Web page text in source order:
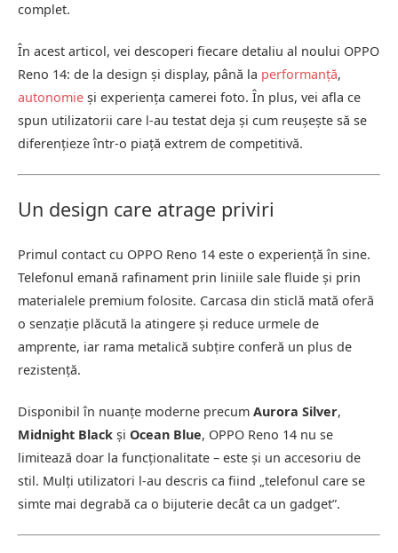
complet.
În acest articol, vei descoperi fiecare detaliu al noului OPPO
Reno 14: de la design și display, până la performanță,
autonomie și experiența camerei foto. În plus, vei afla ce
spun utilizatorii care l-au testat deja și cum reușește să se
diferențieze într-o piață extrem de competitivă.
Un design care atrage priviri
Primul contact cu OPPO Reno 14 este o experiență în sine.
Telefonul emană rafinament prin liniile sale fluide și prin
materialele premium folosite. Carcasa din sticlă mată oferă
o senzație plăcută la atingere și reduce urmele de
amprente, iar rama metalică subțire conferă un plus de
rezistență.
Disponibil în nuanțe moderne precum Aurora Silver,
Midnight Black și Ocean Blue, OPPO Reno 14 nu se
limitează doar la funcționalitate – este și un accesoriu de
stil. Mulți utilizatori l-au descris ca fiind „telefonul care se
simte mai degrabă ca o bijuterie decât ca un gadget”.